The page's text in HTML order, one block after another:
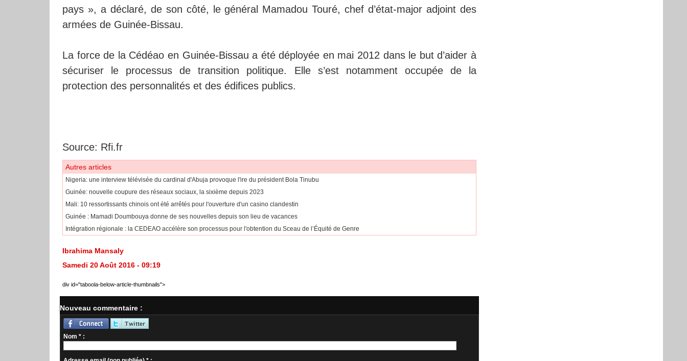
pays », a déclaré, de son côté, le général Mamadou Touré, chef d’état-major adjoint des
armées de Guinée-Bissau.
La force de la Cédéao en Guinée-Bissau a été déployée en mai 2012 dans le but d’aider à
sécuriser le processus de transition politique. Elle s’est notamment occupée de la
protection des personnalités et des édifices publics.
Source: Rfi.fr
Autres articles
Nigeria: une interview télévisée du cardinal d'Abuja provoque l'ire du président Bola Tinubu
Guinée: nouvelle coupure des réseaux sociaux, la sixième depuis 2023
Mali: 10 ressortissants chinois ont été arrêtés pour l'ouverture d'un casino clandestin
Guinée : Mamadi Doumbouya donne de ses nouvelles depuis son lieu de vacances
Intégration régionale : la CEDEAO accélère son processus pour l'obtention du Sceau de l’Équité de Genre
Ibrahima Mansaly
Samedi 20 Août 2016 - 09:19
div id="taboola-below-article-thumbnails">
Nouveau commentaire :
Nom * :